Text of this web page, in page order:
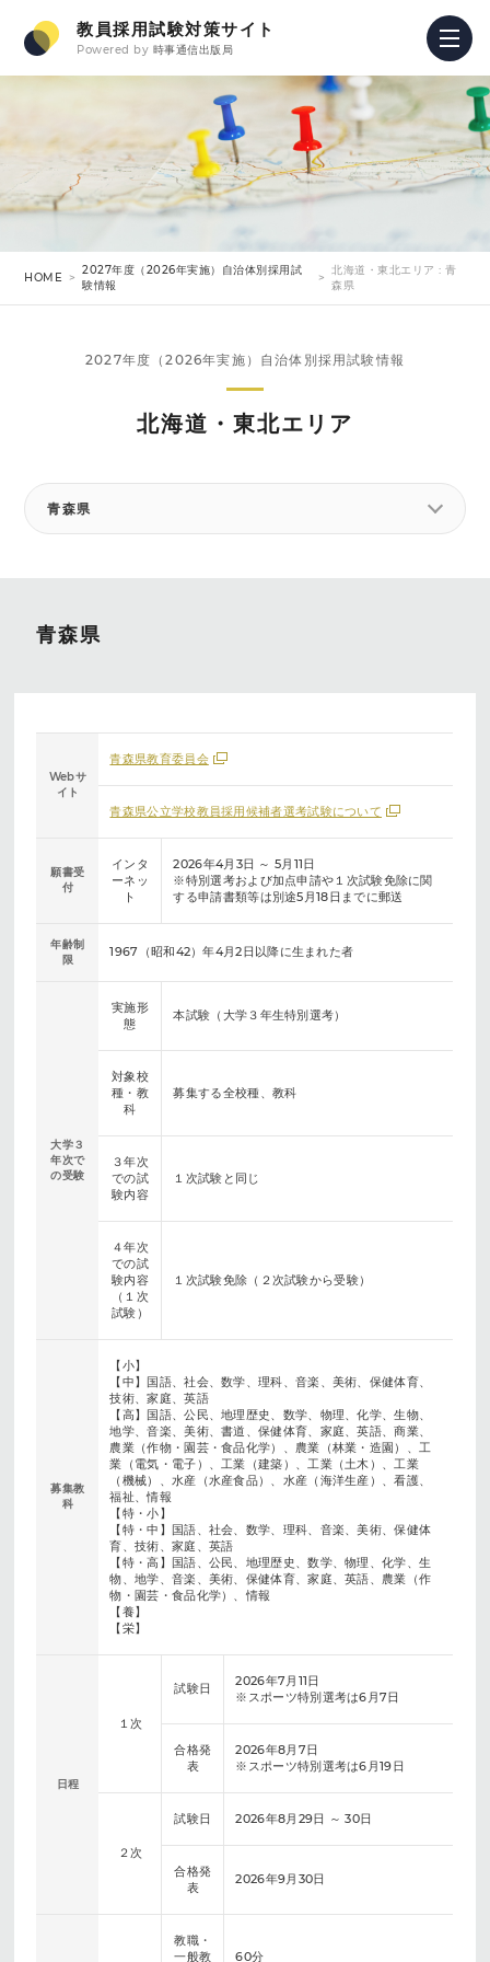
教員採用試験対策サイト
Powered by 時事通信出版局
HOME
2027年度（2026年実施）自治体別採用試
験情報
北海道・東北エリア : 青
森県
2027年度（2026年実施）自治体別採用試験情報
北海道・東北エリア
青森県
青森県
Webサ
イト
青森県教育委員会
青森県公立学校教員採用候補者選考試験について
願書受
付
インタ
ーネッ
ト
2026年4月3日 ～ 5月11日
※特別選考および加点申請や１次試験免除に関
する申請書類等は別途5月18日までに郵送
年齢制
限
1967（昭和42）年4月2日以降に生まれた者
大学３
年次で
の受験
実施形
態
本試験（大学３年生特別選考）
対象校
種・教
科
募集する全校種、教科
３年次
での試
験内容
１次試験と同じ
４年次
での試
験内容
（１次
試験）
１次試験免除（２次試験から受験）
募集教
科
【小】
【中】国語、社会、数学、理科、音楽、美術、保健体育、
技術、家庭、英語
【高】国語、公民、地理歴史、数学、物理、化学、生物、
地学、音楽、美術、書道、保健体育、家庭、英語、商業、
農業（作物・園芸・食品化学）、農業（林業・造園）、工
業（電気・電子）、工業（建築）、工業（土木）、工業
（機械）、水産（水産食品）、水産（海洋生産）、看護、
福祉、情報
【特・小】
【特・中】国語、社会、数学、理科、音楽、美術、保健体
育、技術、家庭、英語
【特・高】国語、公民、地理歴史、数学、物理、化学、生
物、地学、音楽、美術、保健体育、家庭、英語、農業（作
物・園芸・食品化学）、情報
【養】
【栄】
日程
１次
試験日
2026年7月11日
※スポーツ特別選考は6月7日
合格発
表
2026年8月7日
※スポーツ特別選考は6月19日
２次
試験日 2026年8月29日 ～ 30日
合格発
表
2026年9月30日
教職・
一般教
60分